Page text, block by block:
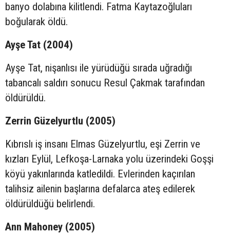
banyo dolabına kilitlendi. Fatma Kaytazoğluları
boğularak öldü.
Ayşe Tat (2004)
Ayşe Tat, nişanlısı ile yürüdüğü sırada uğradığı
tabancalı saldırı sonucu Resul Çakmak tarafından
öldürüldü.
Zerrin Güzelyurtlu (2005)
Kıbrıslı iş insanı Elmas Güzelyurtlu, eşi Zerrin ve
kızları Eylül, Lefkoşa-Larnaka yolu üzerindeki Goşşi
köyü yakınlarında katledildi. Evlerinden kaçırılan
talihsiz ailenin başlarına defalarca ateş edilerek
öldürüldüğü belirlendi.
Ann Mahoney (2005)